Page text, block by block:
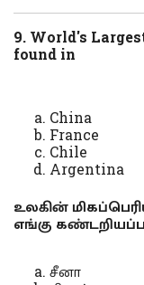
9. World's
found in
China
France
Chile
Argentina
உலகின்
எங்கு
சீனா